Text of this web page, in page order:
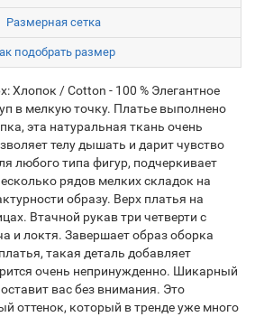
Размерная сетка
подобрать размер
Хлопок / Cotton - 100 % Элегантное
в мелкую точку. Платье выполнено
эта натуральная ткань очень
телу дышать и дарит чувство
любого типа фигур, подчеркивает
рядов мелких складок на
образу. Верх платья на
Втачной рукав три четверти с
и локтя. Завершает образ оборка
такая деталь добавляет
очень непринужденно. Шикарный
вас без внимания. Это
оттенок, который в тренде уже много